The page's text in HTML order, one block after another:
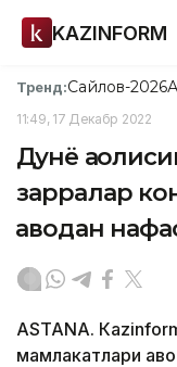
KAZINFORM
Тренд:Сайлов-2026
11:49, 17 Декабр 2022
Дунё
зарралар
ҳаводан
ASTANА.
мамлакатлари